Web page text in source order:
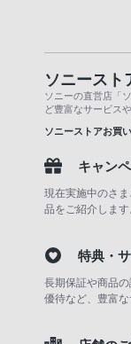
ソニースト
ソニーの直営店「
ど豊富なサービス
ソニーストアお買
キャン
現在実施中のさ
品をご紹介します
特典・
長期保証や商品
優待など、豊富な